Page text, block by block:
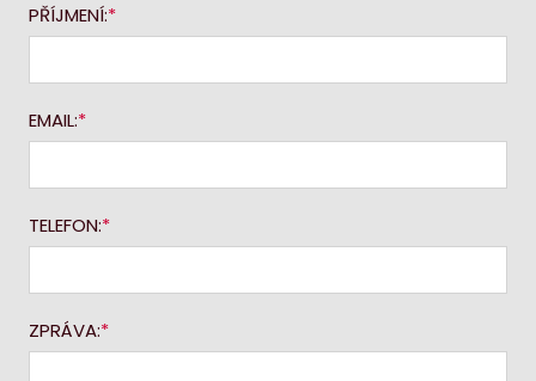
PŘÍJMENÍ:
EMAIL:
TELEFON:
ZPRÁVA: